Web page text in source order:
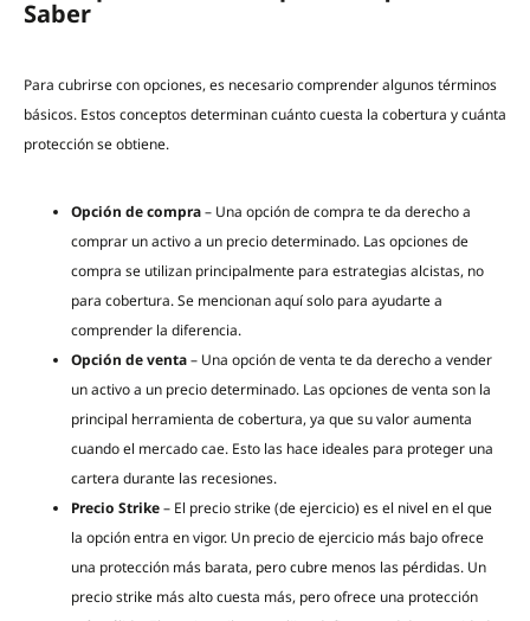
Saber
Para cubrirse con opciones, es necesario comprender algunos términos
básicos. Estos conceptos determinan cuánto cuesta la cobertura y cuánta
protección se obtiene.
Opción de compra– Una opción de compra te da derecho a
comprar un activo a un precio determinado. Las opciones de
compra se utilizan principalmente para estrategias alcistas, no
para cobertura. Se mencionan aquí solo para ayudarte a
comprender la diferencia.
Opción de venta– Una opción de venta te da derecho a vender
un activo a un precio determinado. Las opciones de venta son la
principal herramienta de cobertura, ya que su valor aumenta
cuando el mercado cae. Esto las hace ideales para proteger una
cartera durante las recesiones.
Precio Strike– El precio strike (de ejercicio) es el nivel en el que
la opción entra en vigor. Un precio de ejercicio más bajo ofrece
una protección más barata, pero cubre menos las pérdidas. Un
precio strike más alto cuesta más, pero ofrece una protección